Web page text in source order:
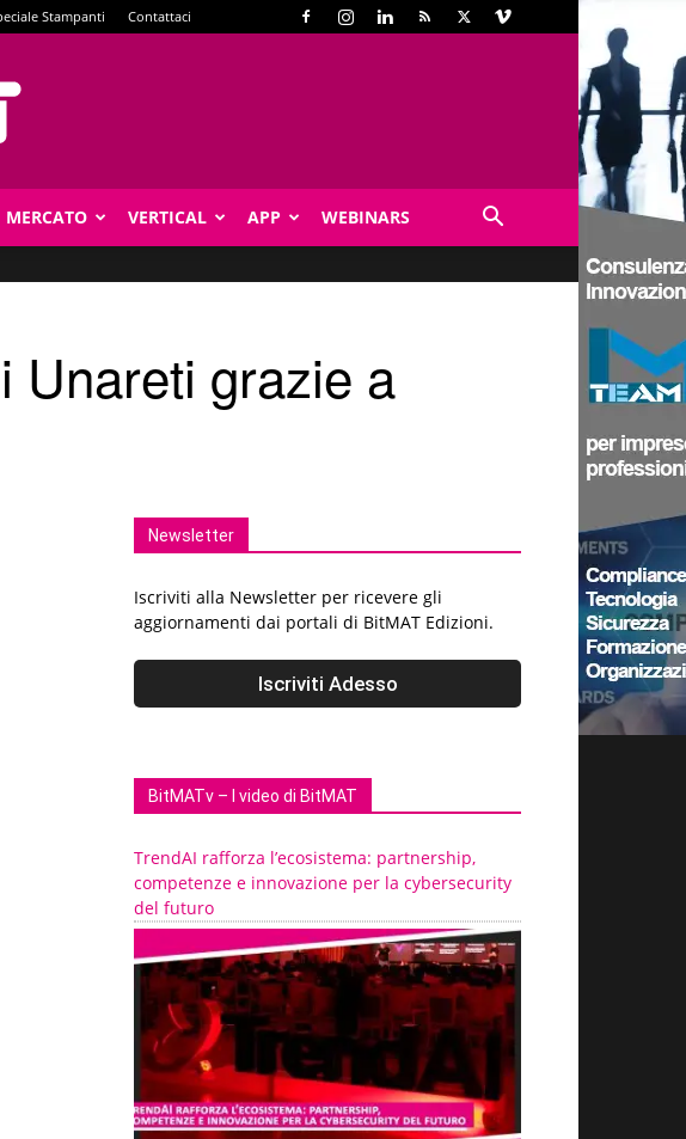
Stampanti Contattaci
MERCATO VERTICAL APP WEBINARS
Unareti grazie a
Newsletter
Iscriviti alla Newsletter per ricevere gli
aggiornamenti dai portali di BitMAT Edizioni.
BitMATv – I video di BitMAT
TrendAI rafforza l’ecosistema: partnership,
competenze e innovazione per la cybersecurity
del futuro